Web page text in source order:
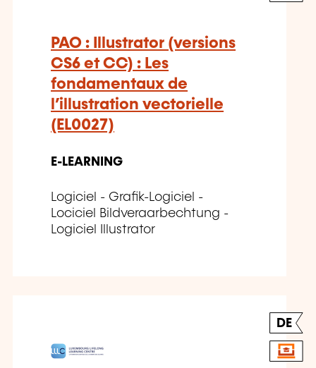
PAO : Illustrator (versions
CS6 et CC) : Les
fondamentaux de
l’illustration vectorielle
(EL0027)
E-LEARNING
Logiciel - Grafik-Logiciel -
Lociciel Bildveraarbechtung -
Logiciel Illustrator
DE